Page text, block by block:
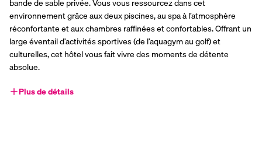
bande de sable privée. Vous vous ressourcez dans cet
environnement grâce aux deux piscines, au spa à l’atmosphère
réconfortante et aux chambres raffinées et confortables. Offrant un
large éventail d’activités sportives (de l’aquagym au golf) et
culturelles, cet hôtel vous fait vivre des moments de détente
absolue.
Plus de détails